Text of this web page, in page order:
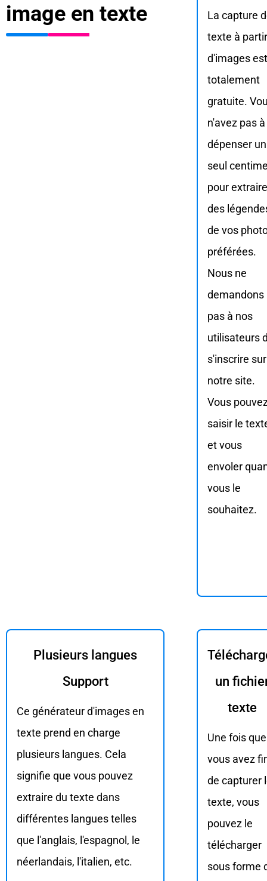
image en texte
La capture
texte à partir
d'images est
totalement
gratuite.
n'avez pas à
dépenser un
seul
pour extraire
des
de vos
préférées.
Nous ne
demandons
pas à nos
utilisateurs
s'inscrire sur
notre site.
Vous
saisir le
et vous
envoler
vous le
souhaitez.
Plusieurs langues
Support
Ce générateur d'images en
texte prend en charge
plusieurs langues. Cela
signifie que vous pouvez
extraire du texte dans
différentes langues telles
que l'anglais, l'espagnol, le
néerlandais, l'italien, etc.
un
texte
Une fois que
vous avez
de capturer
texte, vous
pouvez le
télécharger
sous forme